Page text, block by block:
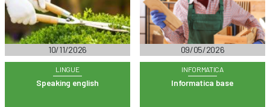
10/11/2026 09/05/2026
LINGUE
Speaking english
INFORMATICA
Informatica base